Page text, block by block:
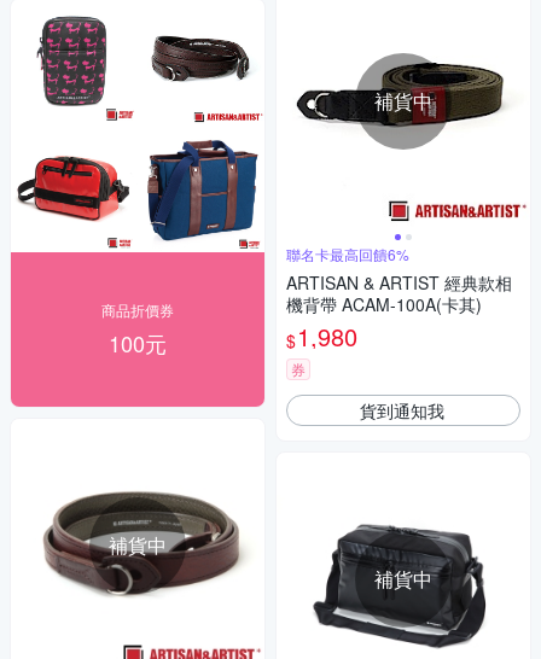
商品折價券
100元
補貨中
補貨中
聯名卡最高回饋6%
ARTISAN & ARTIST 經典款相
機背帶 ACAM-100A(卡其)
$1,980
券
貨到通知我
補貨中